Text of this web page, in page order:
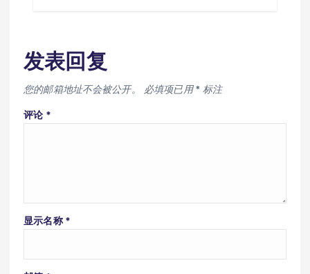
发表回复
您的邮箱地址不会被公开。 必填项已用* 标注
评论 *
显示名称 *